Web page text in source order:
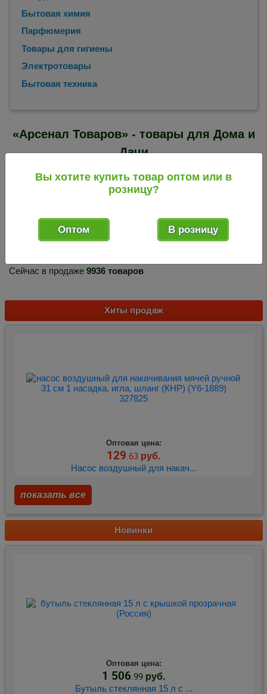
Бытовая химия
Парфюмерия
Товары для гигиены
Электротовары
Бытовая техника
«Арсенал Товаров» - товары для Дома и
Дачи
Каталог товаров - интернет-магазин «Арсенал
Каталог товаров для дома и дачи
Сейчас в продаже 9936 товаров
Хиты продаж
Оптовая цена:
129.63 руб.
Насос воздушный для накач...
показать все
Новинки
Оптовая цена:
1 506 .99 руб.
Бутыль стеклянная 15 л с ...
Вы хотите купить товар оптом или в
розницу?
Оптом В розницу